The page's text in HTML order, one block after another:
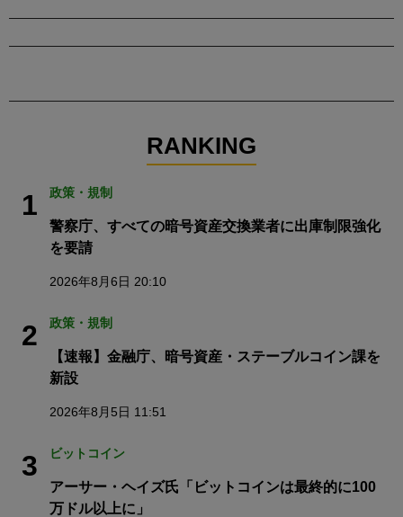
RANKING
1 政策・規制
警察庁、すべての暗号資産交換業者に出庫制限強化
を要請
2026年8月6日 20:10
2 政策・規制
【速報】金融庁、暗号資産・ステーブルコイン課を
新設
2026年8月5日 11:51
3 ビットコイン
アーサー・ヘイズ氏「ビットコインは最終的に100
万ドル以上に」